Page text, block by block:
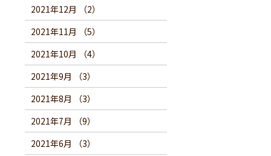
2021年12月 （2）
2021年11月 （5）
2021年10月 （4）
2021年9月 （3）
2021年8月 （3）
2021年7月 （9）
2021年6月 （3）